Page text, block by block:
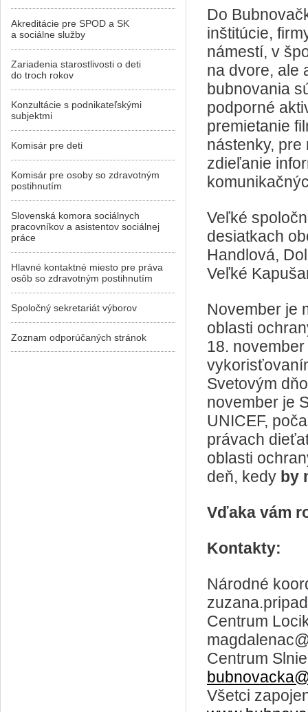
Do
inštitúcie,
námestí, v
na dvore, ale
bubnovania
podporné
premietanie
nástenky, pre
zdieľanie
Veľké
desiatkach
Handlová,
Veľké
November je
oblasti
18.
Svetovým
november je
UNICEF,
právach
oblasti
deň, kedy by
Vďaka vám
Kontakty:
Národné
Centrum
Centrum
Všetci
Akreditácie pre SPOD a SK
a sociálne služby
Zariadenia starostlivosti o deti
do troch rokov
Konzultácie s podnikateľskými
subjektmi
Komisár pre deti
Komisár pre osoby so zdravotným
postihnutím
Slovenská komora sociálnych
pracovníkov a asistentov sociálnej
práce
Hlavné kontaktné miesto pre práva
osôb so zdravotným postihnutím
Spoločný sekretariát výborov
Zoznam odporúčaných stránok